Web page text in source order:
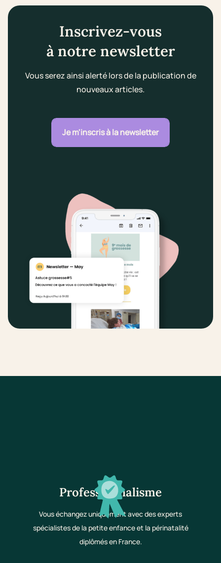
Inscrivez-vous
à notre newsletter
Vous serez ainsi alerté lors de la publication de
nouveaux articles.
Je m'inscris à la newsletter
Professionnalisme
Vous échangez uniquement avec des experts
spécialistes de la petite enfance et la périnatalité
diplômés en France.